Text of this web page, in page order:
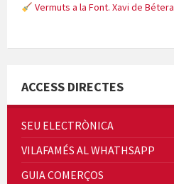
Vermuts a la Font. Xavi de Bétera
Quintà Culroja
ACCESS DIRECTES
SEU ELECTRÒNICA
VILAFAMÉS AL WHATHSAPP
GUIA COMERÇOS